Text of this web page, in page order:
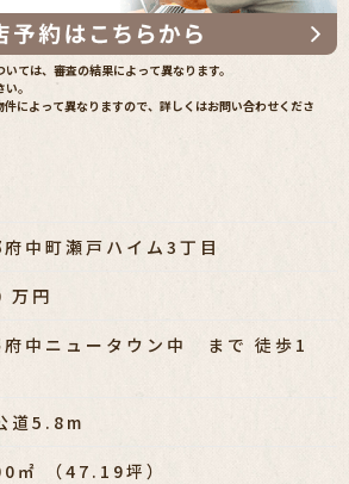
ては、審査の結果によって異なります。
。
によって異なりますので、詳しくはお問い合わせくださ
中町瀬戸ハイム3丁目
万円
府中ニュータウン中 まで 徒歩1
道5.8m
㎡ （47.19坪）